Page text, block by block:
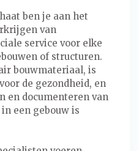
ben je aan het
van
service voor elke
of structuren.
bouwmateriaal, is
de gezondheid, en
en documenteren van
een gebouw is